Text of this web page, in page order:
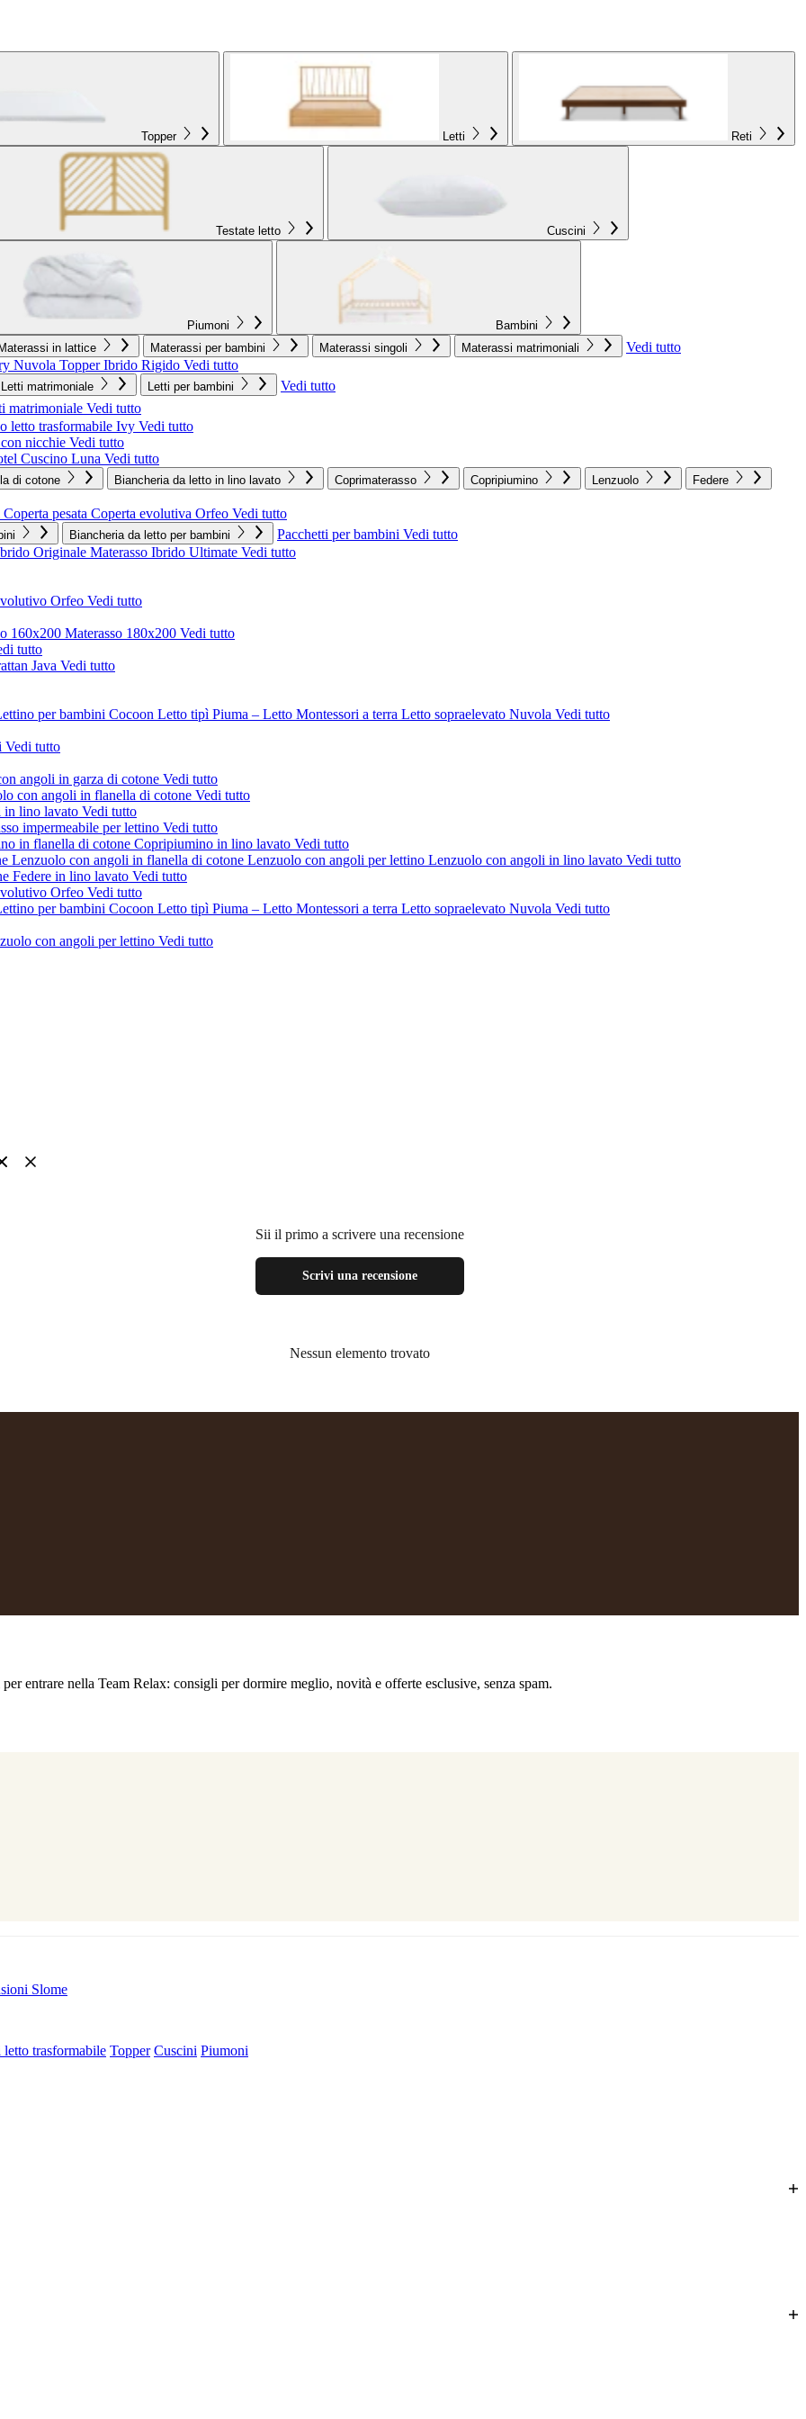
Topper Letti Reti
Testate letto Cuscini
Piumoni
Bambini
Materassi in lattice Materassi per bambini Materassi singoli Materassi matrimoniali
Vedi tutto
Nuvola Topper Ibrido Rigido Vedi tutto
Letti matrimoniale Letti per bambini Vedi tutto
matrimoniale Vedi tutto
letto trasformabile Ivy Vedi tutto
nicchie Vedi tutto
Cuscino Luna Vedi tutto
di cotone Biancheria da letto in lino lavato Coprimaterasso Copripiumino Lenzuolo Federe
Coperta pesata Coperta evolutiva Orfeo Vedi tutto
Biancheria da letto per bambini Pacchetti per bambini Vedi tutto
Originale Materasso Ibrido Ultimate Vedi tutto
Orfeo Vedi tutto
160x200 Materasso 180x200 Vedi tutto
tutto
Java Vedi tutto
per bambini Cocoon Letto tipì Piuma – Letto Montessori a terra Letto sopraelevato Nuvola Vedi tutto
Vedi tutto
angoli in garza di cotone Vedi tutto
con angoli in flanella di cotone Vedi tutto
in lino lavato Vedi tutto
impermeabile per lettino Vedi tutto
in flanella di cotone Copripiumino in lino lavato Vedi tutto
Lenzuolo con angoli in flanella di cotone Lenzuolo con angoli per lettino Lenzuolo con angoli in lino lavato Vedi tutto
Federe in lino lavato Vedi tutto
Orfeo Vedi tutto
per bambini Cocoon Letto tipì Piuma – Letto Montessori a terra Letto sopraelevato Nuvola Vedi tutto
con angoli per lettino Vedi tutto
Sii il primo a scrivere una recensione
Scrivi una recensione
Nessun elemento trovato
entrare nella Team Relax: consigli per dormire meglio, novità e offerte esclusive, senza spam.
Slome
trasformabile Topper Cuscini Piumoni